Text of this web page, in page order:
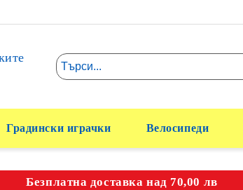
Градински играчки Велосипеди
Безплатна доставка над 70,00 лв